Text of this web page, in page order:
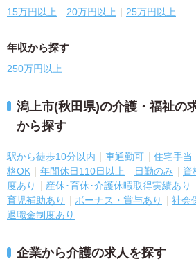
15万円以上 20万円以上 25万円以上
年収から探す
250万円以上
潟上市(秋田県)の介護・福祉の
から探す
駅から徒歩10分以内 車通勤可 住宅手当
格OK
年間休日110日以上 日勤のみ 資
度あり
産休･育休･介護休暇取得実績あり
育児補助あり
ボーナス・賞与あり 社会
退職金制度あり
企業から介護の求人を探す